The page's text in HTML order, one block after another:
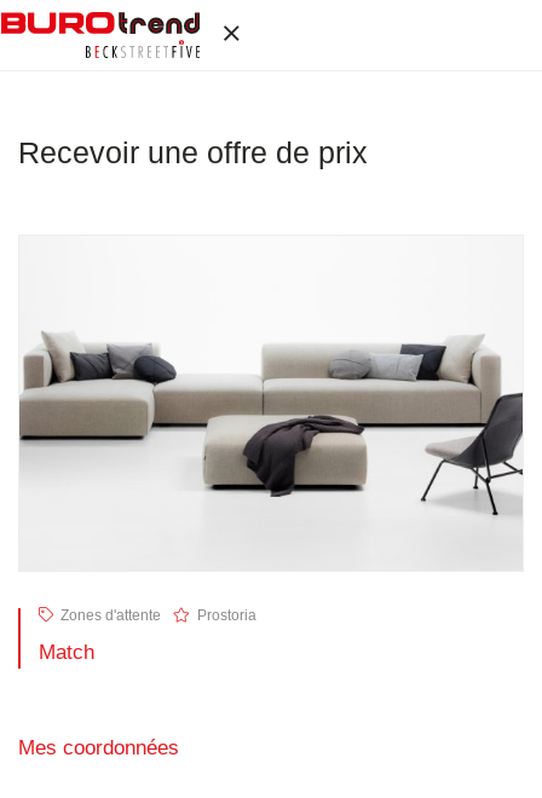
Recevoir une offre de prix
Zones d'attente Prostoria
Match
Mes coordonnées